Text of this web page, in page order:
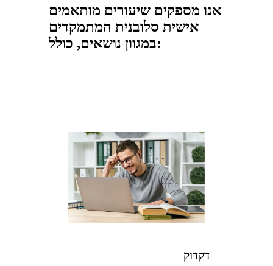
אנו מספקים שיעורים מותאמים
אישית סלובנית המתמקדים
במגוון נושאים, כולל:
דקדוק